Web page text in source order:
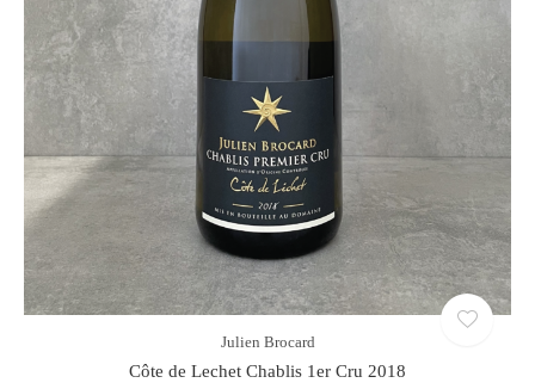
Julien Brocard
Côte de Lechet Chablis 1er Cru 2018